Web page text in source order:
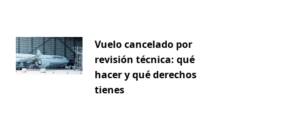
Vuelo cancelado por
revisión técnica: qué
hacer y qué derechos
tienes